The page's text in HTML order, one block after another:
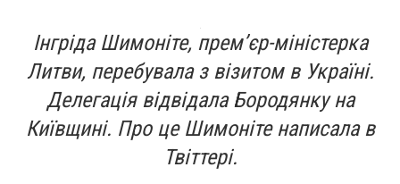
Інгріда Шимоніте, прем’єр-міністерка
Литви, перебувала з візитом в Україні.
Делегація відвідала Бородянку на
Київщині. Про це Шимоніте написала в
Твіттері.